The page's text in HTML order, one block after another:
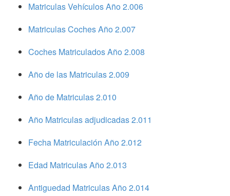
Matriculas Vehículos Año 2.006
Matriculas Coches Año 2.007
Coches Matriculados Año 2.008
Año de las Matriculas 2.009
Año de Matriculas 2.010
Año Matriculas adjudicadas 2.011
Fecha Matriculación Año 2.012
Edad Matriculas Año 2.013
Antiguedad Matriculas Año 2.014